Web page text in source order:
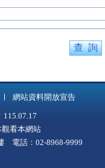
網站資料開放宣告
看本網站
電話：02-8968-9999